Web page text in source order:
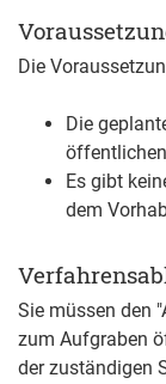
Die
Die
Es gibt
dem
Sie müssen den
zum Aufgraben
der zuständigen